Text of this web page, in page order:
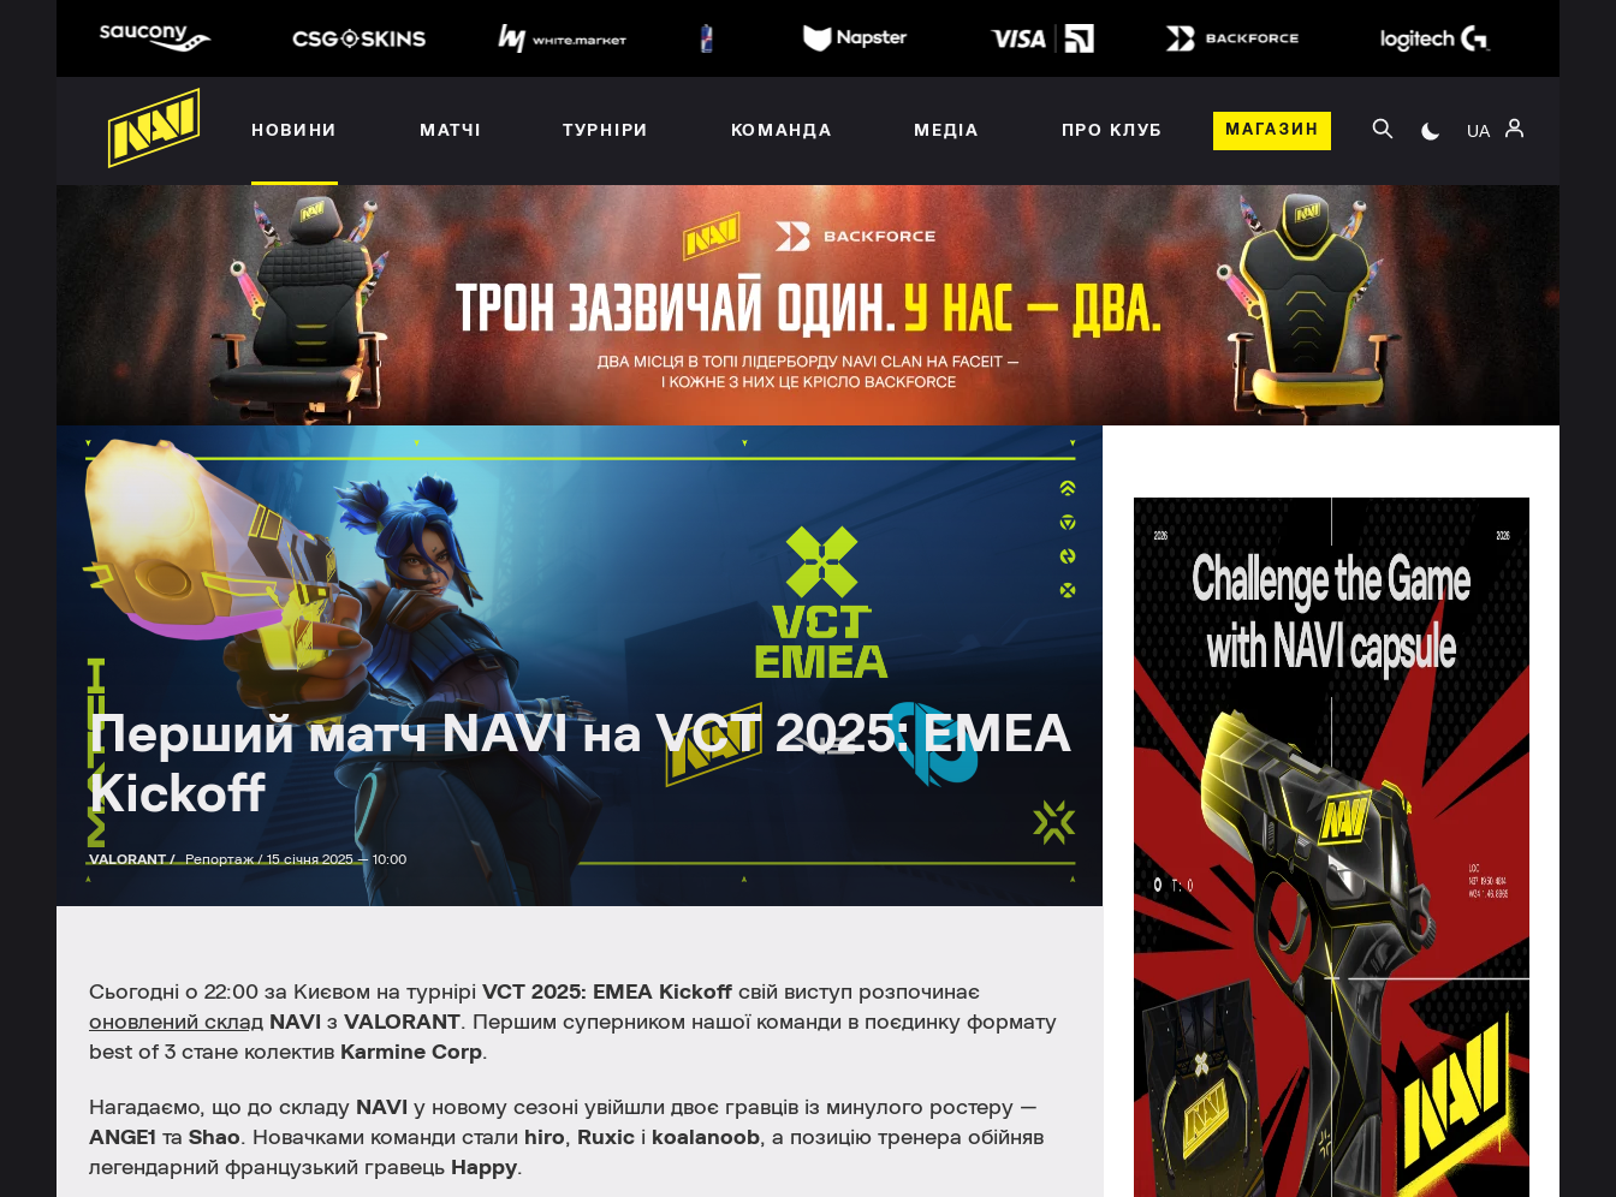
НОВИНИ МАТЧІ ТУРНІРИ КОМАНДА МЕДІА ПРО КЛУБ МАГАЗИН UA
Перший матч NAVI на VCT 2025: EMEA
Kickoff
VALORANT / Репортаж /15 січня 2025 — 10:00
Сьогодні о 22:00 за Києвом на турнірі VCT 2025: EMEA Kickoff свій виступ розпочинає
оновлений склад NAVI з VALORANT. Першим суперником нашої команди в поєдинку формату
best of 3 стане колектив Karmine Corp.
Нагадаємо, що до складу NAVI у новому сезоні увійшли двоє гравців із минулого ростеру —
ANGE1 та Shao. Новачками команди стали hiro, Ruxic і koalanoob, а позицію тренера обійняв
легендарний французький гравець Happy.